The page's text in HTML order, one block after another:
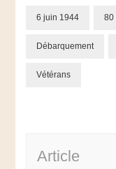
6 juin 1944 80
Débarquement
Vétérans
Article